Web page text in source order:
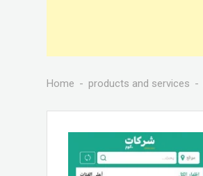
Home products and services